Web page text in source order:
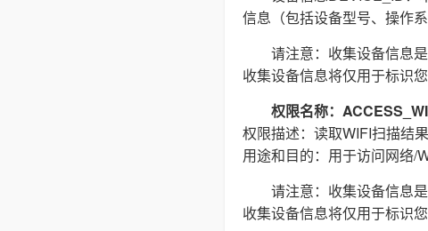
信息（包括设备型号、操作
请注意：收集设备信息
收集设备信息将仅用于标识
权限名称：
权限描述：读取WIFI扫描结
用途和目的：用于访问网络/
请注意：收集设备信息
收集设备信息将仅用于标识